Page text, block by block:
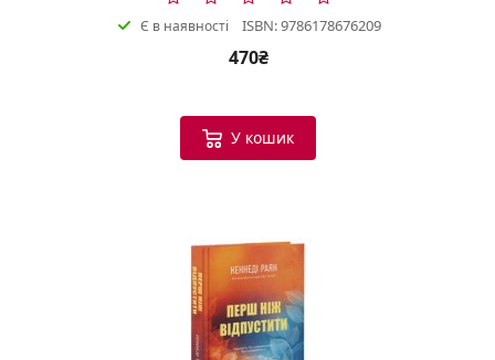
Є в наявності ISBN: 9786178676209
470₴
У кошик